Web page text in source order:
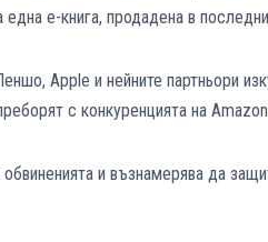
е-книга, продадена в
Apple и нейните партньори
с конкуренцията на
и възнамерява да